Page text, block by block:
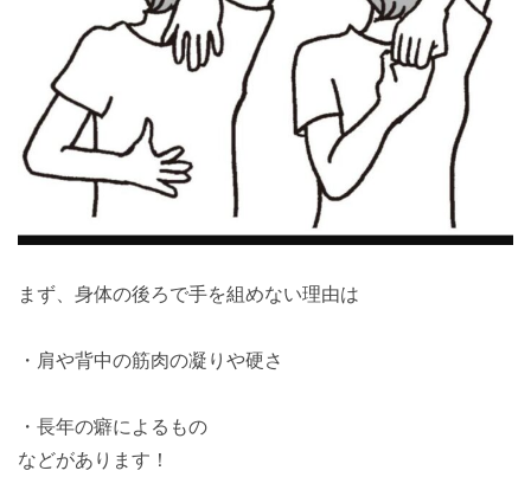
まず、身体の後ろで手を組めない理由は
・肩や背中の筋肉の凝りや硬さ
・長年の癖によるもの
などがあります！